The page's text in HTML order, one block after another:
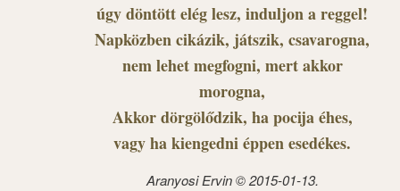
úgy döntött elég lesz, induljon a reggel!
Napközben cikázik, játszik, csavarogna,
nem lehet megfogni, mert akkor
morogna,
Akkor dörgölődzik, ha pocija éhes,
vagy ha kiengedni éppen esedékes.
Aranyosi Ervin © 2015-01-13.